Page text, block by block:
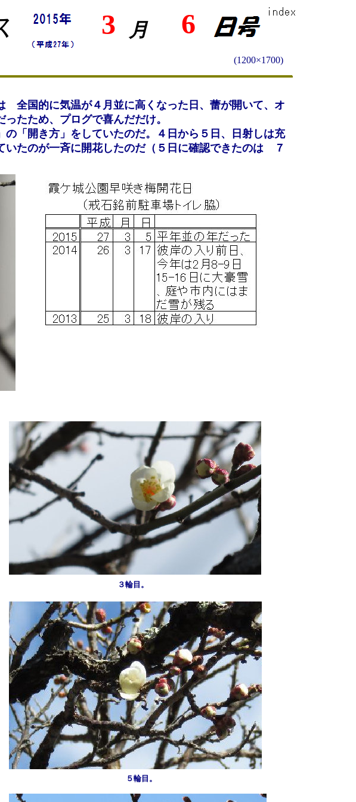
6
3 月
(1200×1700)
国的に気温が４月並に高くなった日、蕾が開いて、オ
たため、プログで喜んだだけ。
「開き方」をしていたのだ。４日から５日、日射しは充
いたのが一斉に開花したのだ（５日に確認できたのは ７
３輪目。
５輪目。